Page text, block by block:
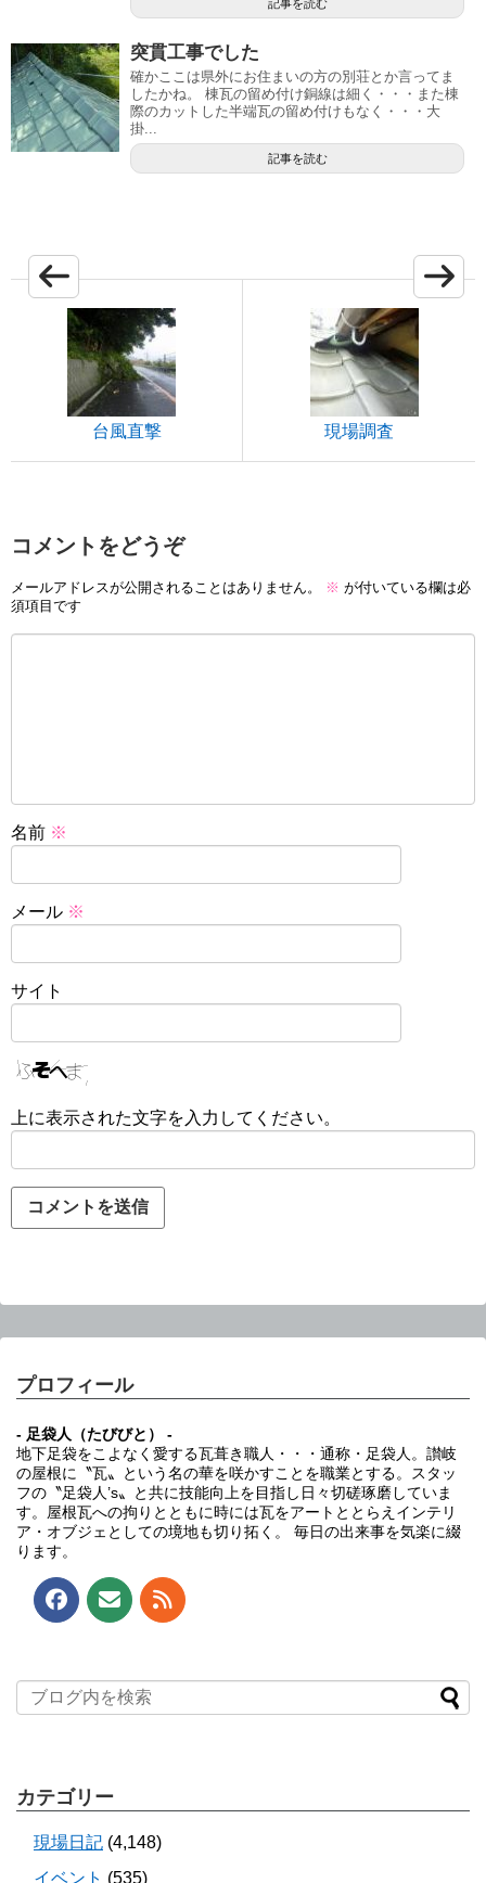
記事を読む
突貫工事でした
確かここは県外にお住まいの方の別荘とか言ってま
したかね。 棟瓦の留め付け銅線は細く・・・また棟
際のカットした半端瓦の留め付けもなく・・・大
掛...
記事を読む
台風直撃 現場調査
コメントをどうぞ
メールアドレスが公開されることはありません。 ※ が付いている欄は必
須項目です
名前 ※
メール ※
サイト
上に表示された文字を入力してください。
プロフィール
- 足袋人（たびびと） -
地下足袋をこよなく愛する瓦葺き職人・・・通称・足袋人。讃岐
の屋根に〝瓦〟という名の華を咲かすことを職業とする。スタッ
フの〝足袋人’s〟と共に技能向上を目指し日々切磋琢磨していま
す。屋根瓦への拘りとともに時には瓦をアートととらえインテリ
ア・オブジェとしての境地も切り拓く。 毎日の出来事を気楽に綴
ります。
カテゴリー
現場日記 (4,148)
イベント (535)